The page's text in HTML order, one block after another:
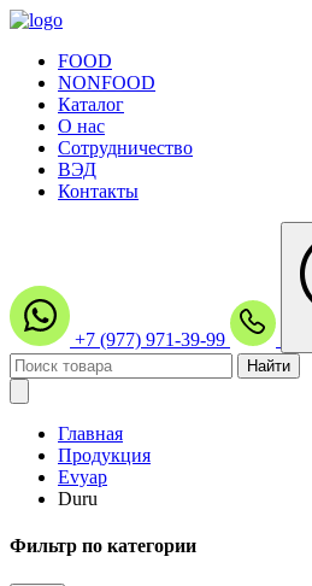
FOOD
NONFOOD
Каталог
О нас
Сотрудничество
ВЭД
Контакты
+7 (977) 971-39-99
Главная
Продукция
Evyap
Duru
Фильтр по категории